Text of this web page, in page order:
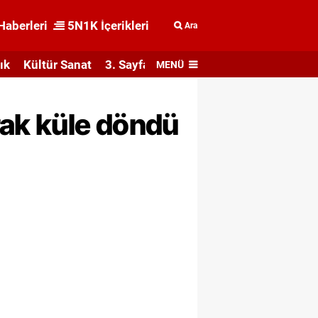
5N1K İçerikleri Ara
Kültür Sanat 3. Sayfa MENÜ
küle döndü